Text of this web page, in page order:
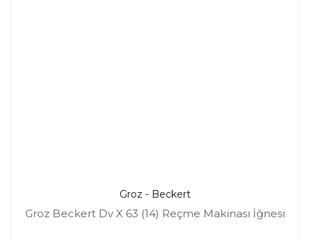
Groz - Beckert
Groz Beckert Dv X 63 (14) Reçme Makinası İğnesi